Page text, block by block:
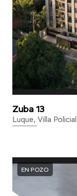
Zuba 13
Luque, Villa Policial
EN POZO